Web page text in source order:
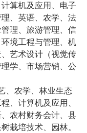
算机及应用、电子
、英语、农学、法
理、旅游管理、信
境工程与管理、机
艺术设计（视觉传
学、市场营销、公
农学、林业生态
、计算机及应用、
农村财务会计、县
栽培技术、园林。